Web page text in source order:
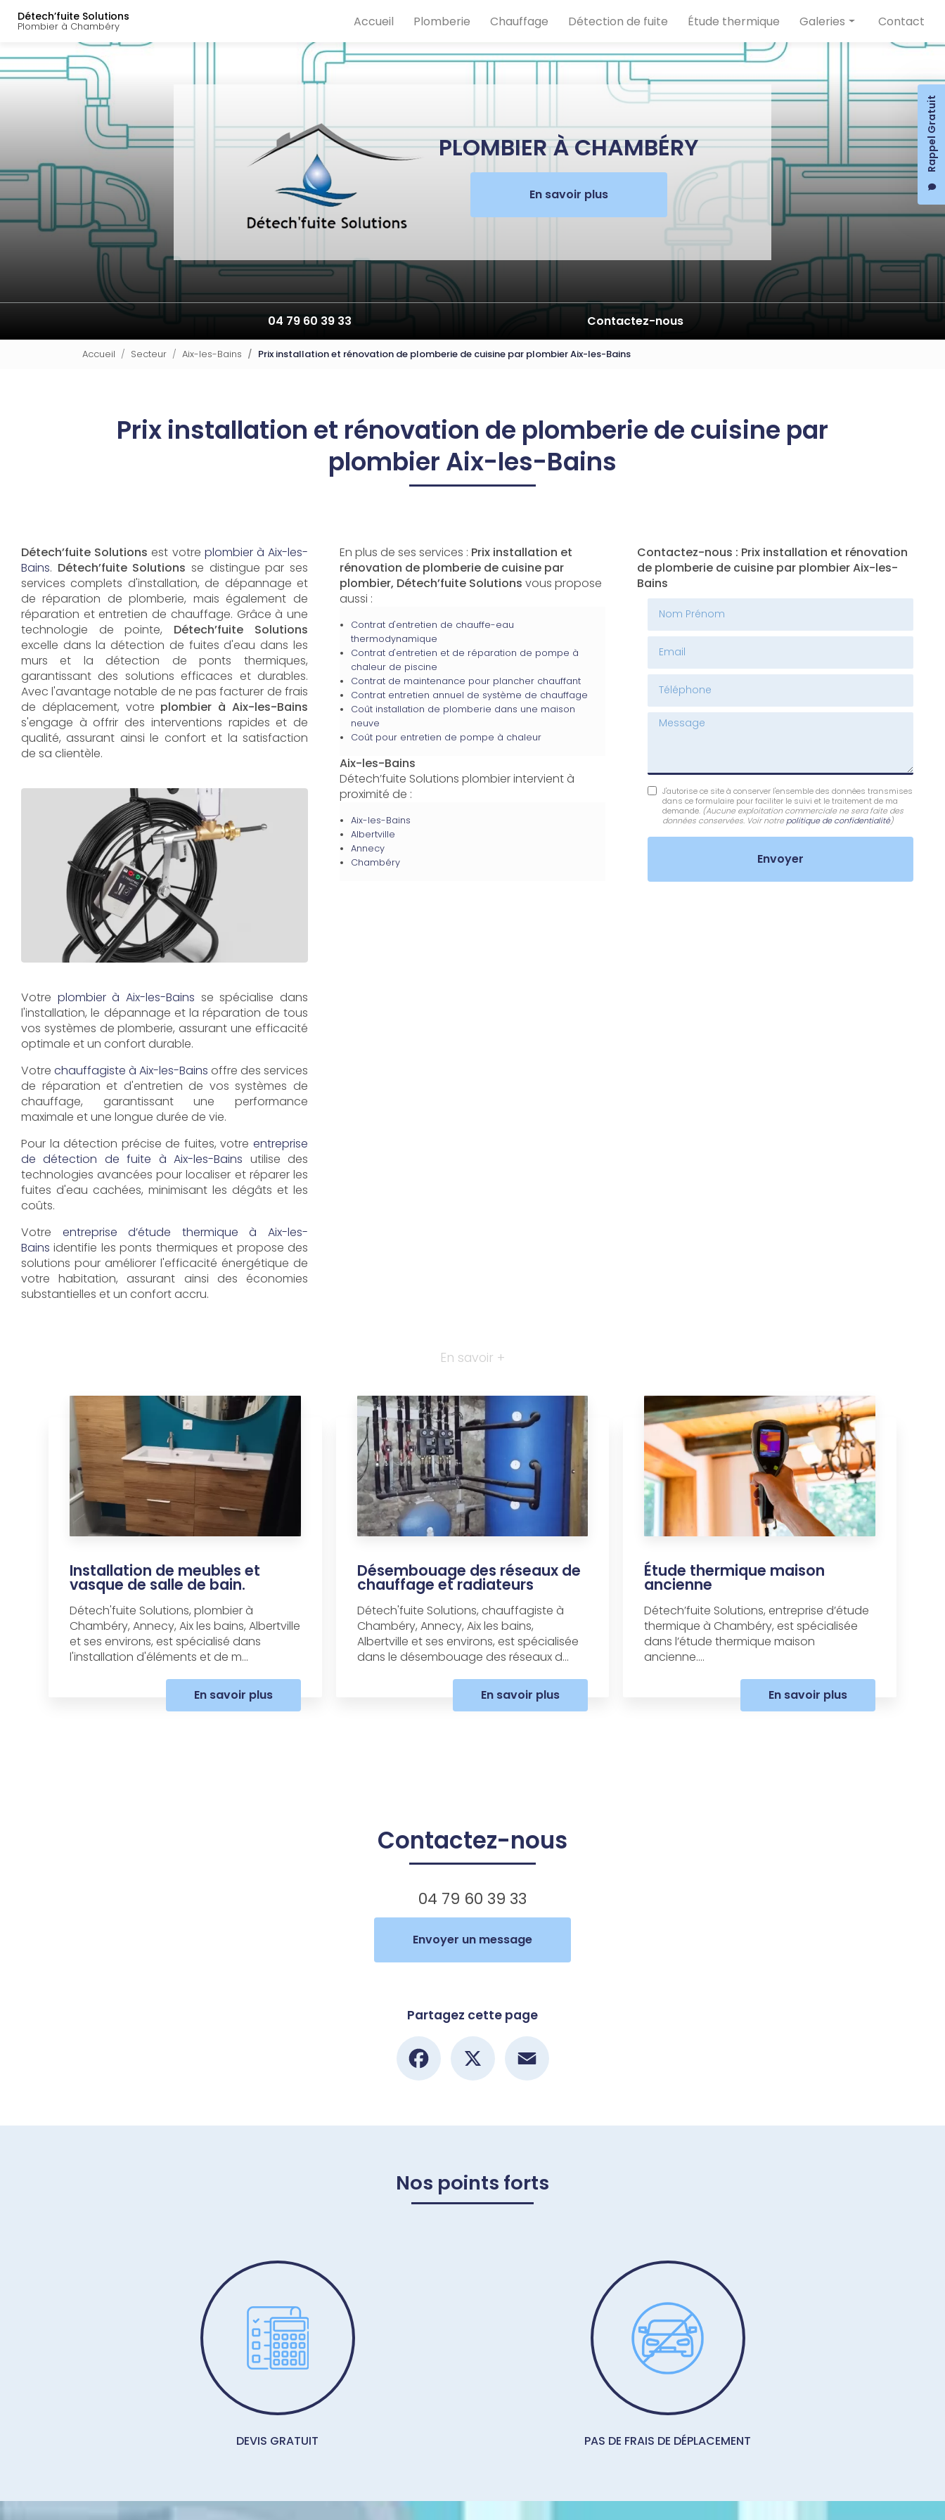
principal
Détech’fuite Solutions
Plombier à Chambéry
Rappel Gratuit
Accueil
Plomberie Chauffage Détection de fuite Étude thermique Galeries
Chauffage
Détection de fuite
Étude thermique
Contact
PLOMBIER À CHAMBÉRY
En savoir plus
04 79 60 39 33 Contactez-nous
Accueil Secteur Aix-les-Bains Prix installation et rénovation de plomberie de cuisine par plombier Aix-les-Bains
Prix installation et rénovation de plomberie de cuisine par
plombier Aix-les-Bains
Détech’fuite Solutions est votre plombier à Aix-les-
Bains. Détech’fuite Solutions se distingue par ses
services complets d'installation, de dépannage et
de réparation de plomberie, mais également de
réparation et entretien de chauffage. Grâce à une
technologie de pointe, Détech’fuite Solutions
excelle dans la détection de fuites d'eau dans les
murs et la détection de ponts thermiques,
garantissant des solutions efficaces et durables.
Avec l'avantage notable de ne pas facturer de frais
de déplacement, votre plombier à Aix-les-Bains
s'engage à offrir des interventions rapides et de
qualité, assurant ainsi le confort et la satisfaction
de sa clientèle.
Votre plombier à Aix-les-Bains se spécialise dans
l'installation, le dépannage et la réparation de tous
vos systèmes de plomberie, assurant une efficacité
optimale et un confort durable.
Votre chauffagiste à Aix-les-Bains offre des services
de réparation et d'entretien de vos systèmes de
chauffage, garantissant une performance
maximale et une longue durée de vie.
Pour la détection précise de fuites, votre entreprise
de détection de fuite à Aix-les-Bains utilise des
technologies avancées pour localiser et réparer les
fuites d'eau cachées, minimisant les dégâts et les
coûts.
Votre entreprise d’étude thermique à Aix-les-
Bains identifie les ponts thermiques et propose des
solutions pour améliorer l'efficacité énergétique de
votre habitation, assurant ainsi des économies
substantielles et un confort accru.
En plus de ses services : Prix installation et
rénovation de plomberie de cuisine par
plombier, Détech’fuite Solutions vous propose
aussi :
Contrat d'entretien de chauffe-eau
thermodynamique
Contrat d'entretien et de réparation de pompe à
chaleur de piscine
Contrat de maintenance pour plancher chauffant
Contrat entretien annuel de système de chauffage
Coût installation de plomberie dans une maison
neuve
Coût pour entretien de pompe à chaleur
Aix-les-Bains
Détech’fuite Solutions plombier intervient à
proximité de :
Aix-les-Bains
Albertville
Annecy
Chambéry
Contactez-nous : Prix installation et rénovation
de plomberie de cuisine par plombier Aix-les-
Bains
Message
J'autorise ce site à conserver l'ensemble des données transmises
dans ce formulaire pour faciliter le suivi et le traitement de ma
demande. (Aucune exploitation commerciale ne sera faite des
données conservées. Voir notre politique de confidentialité)
En savoir +
Installation de meubles et
vasque de salle de bain.
Détech'fuite Solutions, plombier à
Chambéry, Annecy, Aix les bains, Albertville
et ses environs, est spécialisé dans
l'installation d'éléments et de m...
En savoir plus
Désembouage des réseaux de
chauffage et radiateurs
Détech'fuite Solutions, chauffagiste à
Chambéry, Annecy, Aix les bains,
Albertville et ses environs, est spécialisée
dans le désembouage des réseaux d...
En savoir plus
Étude thermique maison
ancienne
Détech’fuite Solutions, entreprise d’étude
thermique à Chambéry, est spécialisée
dans l’étude thermique maison
ancienne....
En savoir plus
Contactez-nous
04 79 60 39 33
Envoyer un message
Partagez cette page
Facebook
Nos points forts
DEVIS GRATUIT PAS DE FRAIS DE DÉPLACEMENT